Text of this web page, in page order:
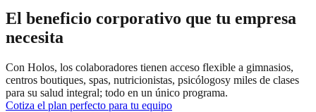
El beneficio corporativo que tu empresa
necesita
Con Holos, los colaboradores tienen acceso flexible a gimnasios,
centros boutiques, spas, nutricionistas, psicólogosy miles de clases
para su salud integral; todo en un único programa.
Cotiza el plan perfecto para tu equipo